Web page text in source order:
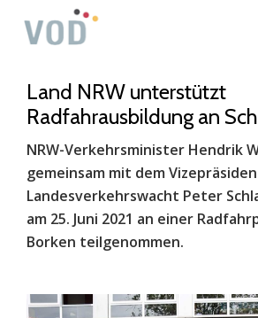
Land NRW unterstützt
Radfahrausbildung an
NRW-Verkehrsminister Hendrik
gemeinsam mit dem
Landesverkehrswacht Peter
am 25. Juni 2021 an einer
Borken teilgenommen.